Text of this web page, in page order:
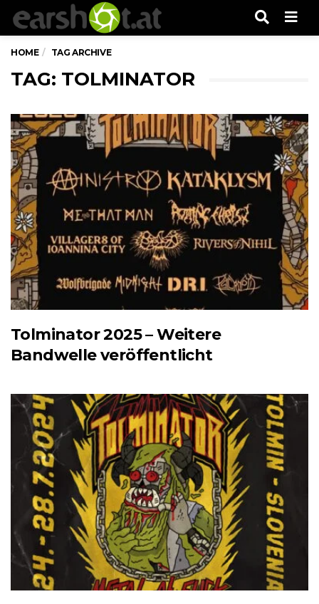
HOME TAG ARCHIVE
TAG: TOLMINATOR
Tolminator 2025 – Weitere
Bandwelle veröffentlicht